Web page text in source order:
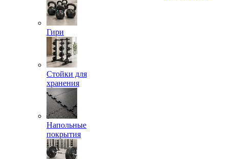
Гири
Стойки для
хранения
Напольные
покрытия